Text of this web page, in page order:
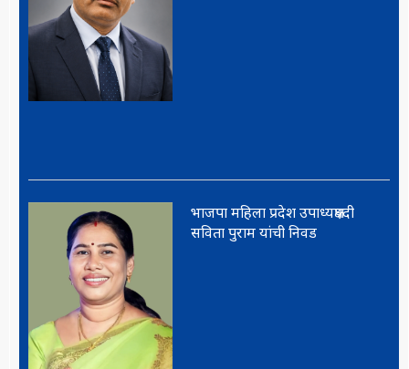
भाजपा महिला प्रदेश उपाध्यक्षपदी
सविता पुराम यांची निवड